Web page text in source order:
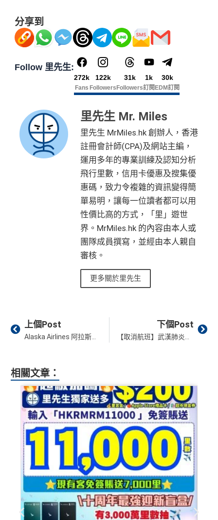
分享到
Follow 里先生:
272k
Fans
122k
Followers
31k
Followers
1k
訂閱
30k
EDM訂閱
里先生 Mr. Miles
里先生 MrMiles.hk 創辦人，香港
註冊會計師(CPA)及網站主編，
運用多年的專業訓練及認知分析
飛行里數，信用卡優惠及搜集優
惠碼，致力令複雜的資訊變得簡
單易明，讓每一位讀者都可以用
性價比高的方式，「里」遊世
界。MrMiles.hk 的內容由本人或
團隊成員撰寫，並經由本人親自
審核。
更多關於里先生
Prev
上個Post 下個Post
相關文章：